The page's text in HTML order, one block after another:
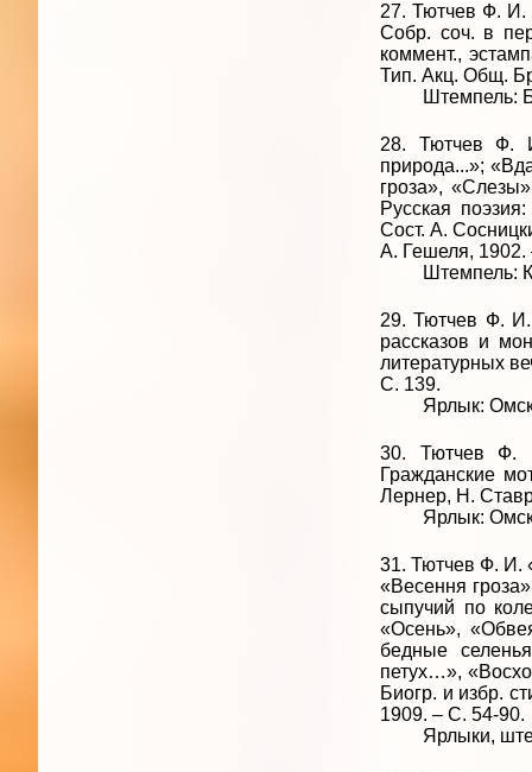
27. Тютчев Ф. И.
Собр. соч. в
коммент.,
Тип. Акц. Общ.
Штемпель:
28. Тютчев Ф.
природа...»;
гроза»,
Русская
Сост. А.
А. Гешеля, 1902.
Штемпель:
29. Тютчев Ф. И.
рассказов и
литературных
С. 139.
Ярлык:
30. Тютчев Ф.
Гражданские
Лернер, Н.
Ярлык:
31. Тютчев Ф. И.
«Весення
сыпучий по
«Осень»,
бедные
петух…»,
Биогр. и избр.
1909. – С. 54-90.
Ярлыки,